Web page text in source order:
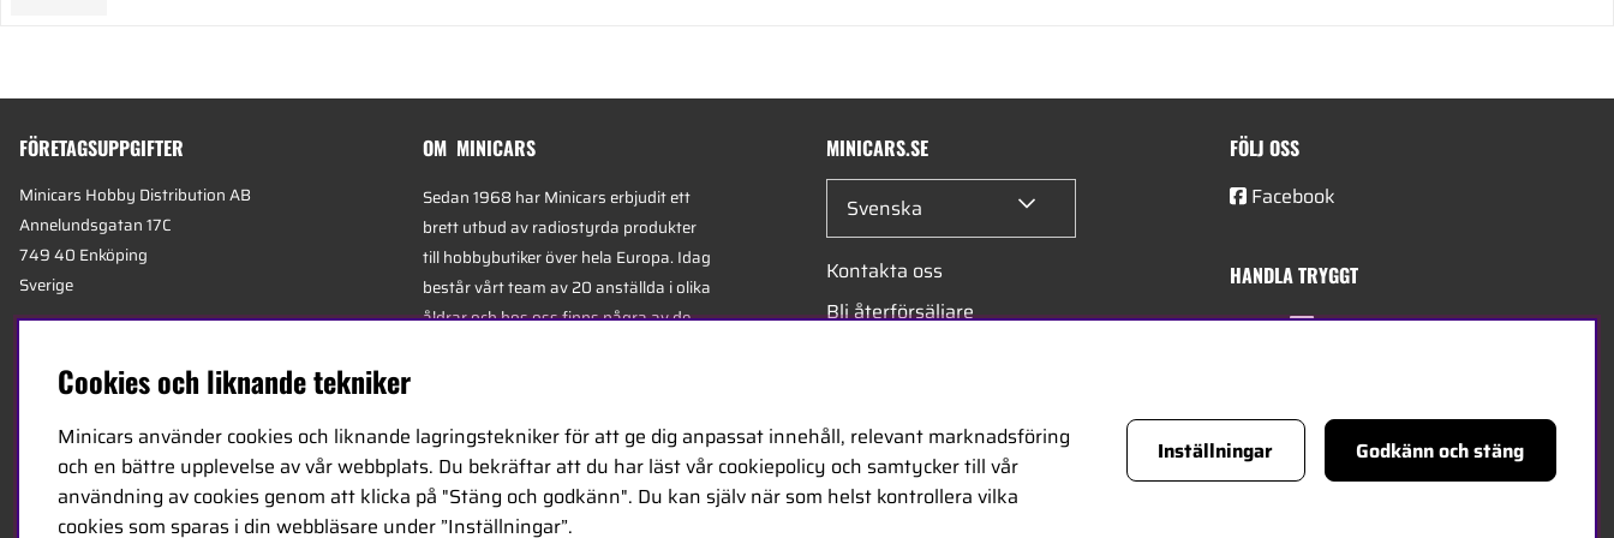
FÖRETAGSUPPGIFTER
Minicars Hobby Distribution AB
Annelundsgatan 17C
749 40 Enköping
Sverige
E-mail:info@minicars.se
OM MINICARS
Sedan 1968 har Minicars erbjudit ett
brett utbud av radiostyrda produkter
till hobbybutiker över hela Europa. Idag
består vårt team av 20 anställda i olika
åldrar och hos oss finns några av de
Minicars huvudkontor är beläget i
Enköping, strategiskt placerat längs
E18 mellan Stockholm och Oslo.
MINICARS.SE
Svenska
Kontakta oss
Bli återförsäljare
FÖLJ OSS
Facebook
HANDLA TRYGGT
Cookies och liknande tekniker
Minicars använder cookies och liknande lagringstekniker för att ge dig anpassat innehåll, relevant marknadsföring
och en bättre upplevelse av vår webbplats. Du bekräftar att du har läst vår cookiepolicy och samtycker till vår
användning av cookies genom att klicka på "Stäng och godkänn". Du kan själv när som helst kontrollera vilka
cookies som sparas i din webbläsare under ”Inställningar”.
Inställningar Godkänn och stäng